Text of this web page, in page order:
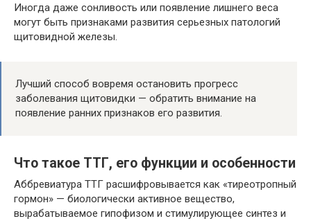
Иногда даже сонливость или появление лишнего веса
могут быть признаками развития серьезных патологий
щитовидной железы.
Лучший способ вовремя остановить прогресс
заболевания щитовидки — обратить внимание на
появление ранних признаков его развития.
Что такое ТТГ, его функции и особенности
Аббревиатура ТТГ расшифровывается как «тиреотропный
гормон» — биологически активное вещество,
вырабатываемое гипофизом и стимулирующее синтез и